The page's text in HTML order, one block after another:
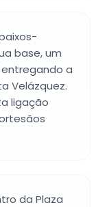
base, um
a
Velázquez.
ligação
da Plaza